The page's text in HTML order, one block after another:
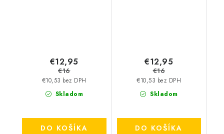
Skladom
€10,53 bez DPH
€12,95
€16
DO KOŠÍKA
Skladom
€10,53 bez DPH
€12,95
€16
DO KOŠÍKA